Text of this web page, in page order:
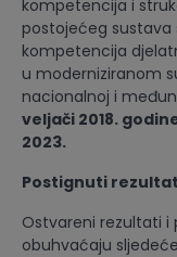
kompetencija i
postojećeg
kompetencija
u moderniziranom
nacionalnoj i
veljači 2018.
2023.
Postignuti
Ostvareni rezultati i
obuhvaćaju